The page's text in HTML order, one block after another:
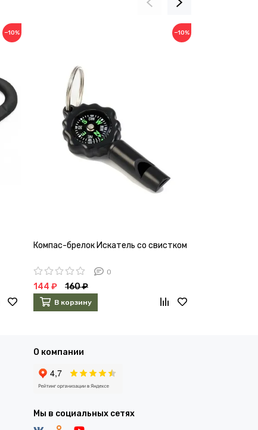
−10% −10%
Компас-брелок Искатель со свистком
0
144 ₽ 160 ₽
В корзину
О компании
Мы в социальных сетях